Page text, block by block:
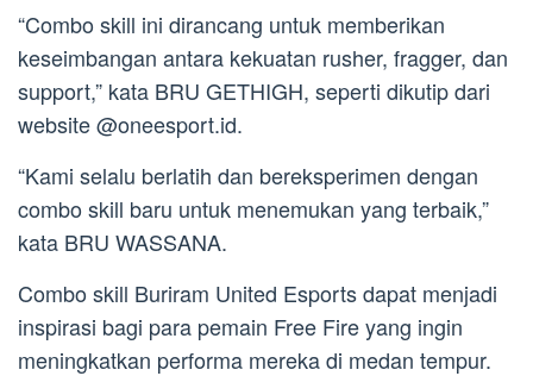
“Combo skill ini dirancang untuk memberikan
keseimbangan antara kekuatan rusher, fragger, dan
support,” kata BRU GETHIGH, seperti dikutip dari
website @oneesport.id.
“Kami selalu berlatih dan bereksperimen dengan
combo skill baru untuk menemukan yang terbaik,”
kata BRU WASSANA.
Combo skill Buriram United Esports dapat menjadi
inspirasi bagi para pemain Free Fire yang ingin
meningkatkan performa mereka di medan tempur.